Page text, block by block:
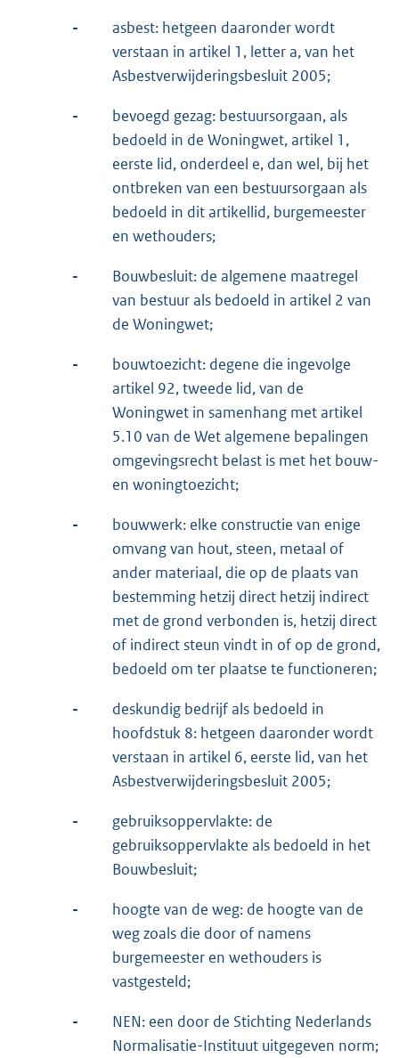
-
asbest: hetgeen daaronder wordt
verstaan in artikel 1, letter a, van het
Asbestverwijderingsbesluit 2005;
-
bevoegd gezag: bestuursorgaan, als
bedoeld in de Woningwet, artikel 1,
eerste lid, onderdeel e, dan wel, bij het
ontbreken van een bestuursorgaan als
bedoeld in dit artikellid, burgemeester
en wethouders;
-
Bouwbesluit: de algemene maatregel
van bestuur als bedoeld in artikel 2 van
de Woningwet;
-
bouwtoezicht: degene die ingevolge
artikel 92, tweede lid, van de
Woningwet in samenhang met artikel
5.10 van de Wet algemene bepalingen
omgevingsrecht belast is met het bouw-
en woningtoezicht;
-
bouwwerk: elke constructie van enige
omvang van hout, steen, metaal of
ander materiaal, die op de plaats van
bestemming hetzij direct hetzij indirect
met de grond verbonden is, hetzij direct
of indirect steun vindt in of op de grond,
bedoeld om ter plaatse te functioneren;
-
deskundig bedrijf als bedoeld in
hoofdstuk 8: hetgeen daaronder wordt
verstaan in artikel 6, eerste lid, van het
Asbestverwijderingsbesluit 2005;
-
gebruiksoppervlakte: de
gebruiksoppervlakte als bedoeld in het
Bouwbesluit;
-
hoogte van de weg: de hoogte van de
weg zoals die door of namens
burgemeester en wethouders is
vastgesteld;
-
NEN: een door de Stichting Nederlands
Normalisatie-Instituut uitgegeven norm;